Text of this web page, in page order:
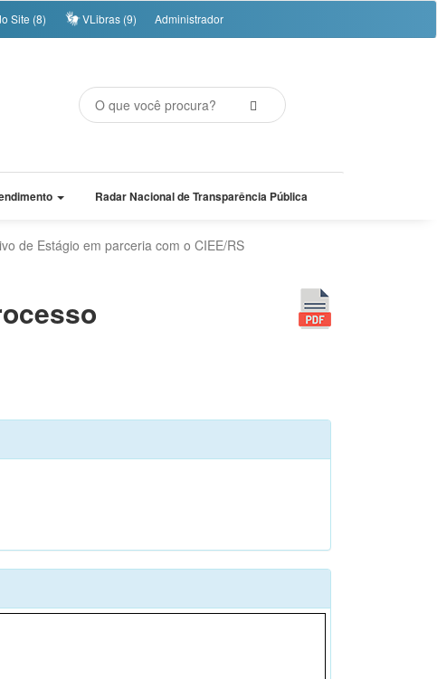
Site (8) VLibras (9) Administrador
Radar Nacional de Transparência Pública
de Estágio em parceria com o CIEE/RS